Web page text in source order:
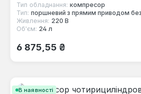
Тип обладнання: компресор
Тип: поршневий з прямим приводом
Живлення: 220 В
Об'єм: 24 л
Звичайна ціна:
6 875,55 ₴
В наявності